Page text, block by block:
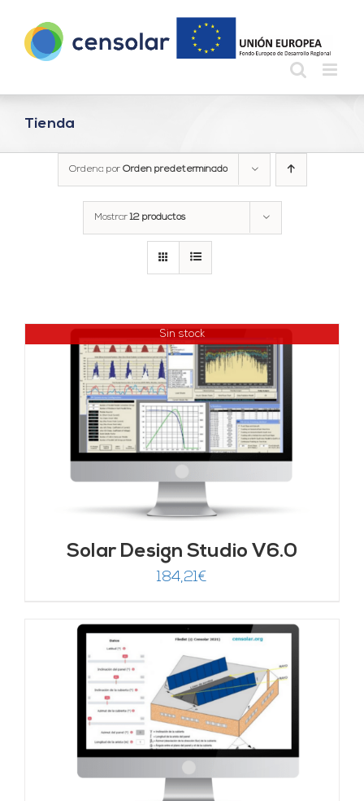
contenido
Tienda
Ordena por Orden predeterminado
Mostrar12 productos
Sin stock
Solar Design Studio V6.0
184,21€